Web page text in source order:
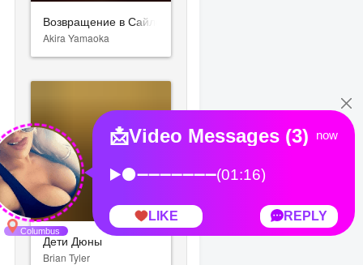
Возвращение в Сайлент Хилл
Akira Yamaoka
Дети Дюны
Brian Tyler